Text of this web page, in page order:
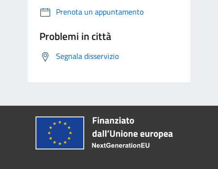
Prenota un appuntamento
Problemi in città
Segnala disservizio